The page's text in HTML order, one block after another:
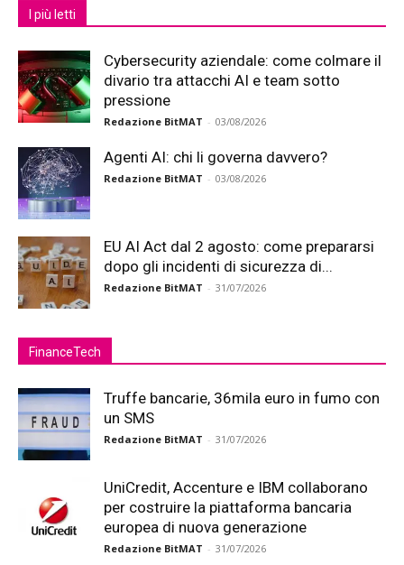
I più letti
Cybersecurity aziendale: come colmare il
divario tra attacchi AI e team sotto
pressione
Redazione BitMAT - 03/08/2026
Agenti AI: chi li governa davvero?
Redazione BitMAT - 03/08/2026
EU AI Act dal 2 agosto: come prepararsi
dopo gli incidenti di sicurezza di...
Redazione BitMAT - 31/07/2026
FinanceTech
Truffe bancarie, 36mila euro in fumo con
un SMS
Redazione BitMAT - 31/07/2026
UniCredit, Accenture e IBM collaborano
per costruire la piattaforma bancaria
europea di nuova generazione
Redazione BitMAT - 31/07/2026